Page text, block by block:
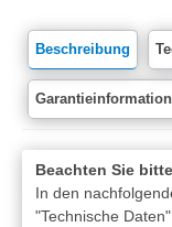
Beschreibung
Beachten Sie
In den
"Technische